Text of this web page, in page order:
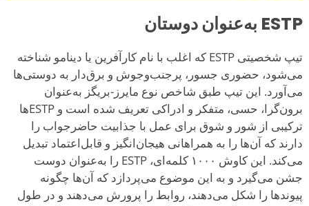
ESTP به‌عنوان دوستان
تیپ شخصیتی ESTP که اغلب با نام کارآفرین یا دینامو شناخته
می‌شود، حضوری جسور، پرجنب‌وجوش و برق‌دار به دوستی‌ها
می‌آورد. این تیپ طبق شاخص نوع مایرز-بریگز به‌عنوان
برون‌گرا، حسی، متفکر و ادراکی تعریف شده است و ESTPها
ترکیبی از شور و شوق برای عمل با جذابیت حاضرجواب را
دارند که آن‌ها را به همراهانی هیجان‌انگیز و قابل‌اعتماد تبدیل
می‌کند. این کاوش ۱۰۰۰ کلمه‌ای، ESTP را به‌عنوان دوست
جشن می‌گیرد و به این موضوع می‌پردازد که آن‌ها چگونه
پیوندها را شکل می‌دهند، روابط را پرورش می‌دهند و در طول